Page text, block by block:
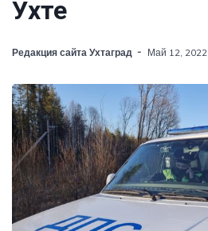
Ухте
Редакция сайта Ухтаград Май 12, 2022